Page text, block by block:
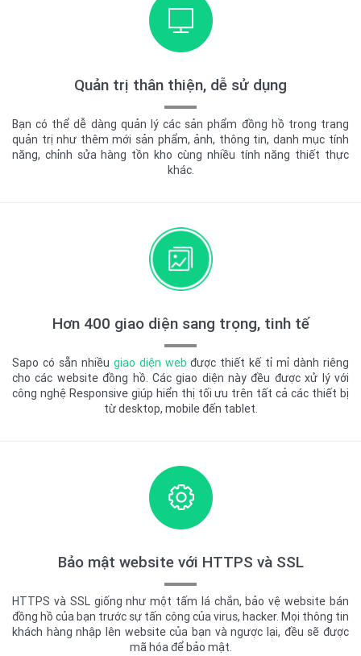
Quản trị thân thiện, dễ sử dụng
Bạn có thể dễ dàng quản lý các sản phẩm đồng hồ trong trang
quản trị như thêm mới sản phẩm, ảnh, thông tin, danh mục tính
năng, chỉnh sửa hàng tồn kho cùng nhiều tính năng thiết thực
khác.
Hơn 400 giao diện sang trọng, tinh tế
Sapo có sẵn nhiều giao diện web được thiết kế tỉ mỉ dành riêng
cho các website đồng hồ. Các giao diện này đều được xử lý với
công nghệ Responsive giúp hiển thị tối ưu trên tất cả các thiết bị
từ desktop, mobile đến tablet.
Bảo mật website với HTTPS và SSL
HTTPS và SSL giống như một tấm lá chắn, bảo vệ website bán
đồng hồ của bạn trước sự tấn công của virus, hacker. Mọi thông tin
khách hàng nhập lên website của bạn và ngược lại, đều sẽ được
mã hóa để bảo mật.